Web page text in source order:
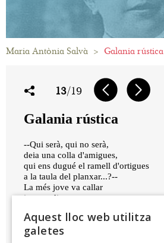
Maria Antònia Salvà > Galania rústica
13/19
Galania rústica
--Qui serà, qui no serà,
deia una colla d'amigues,
qui ens dugué el ramell d'ortigues
a la taula del planxar...?--
La més jove va callar
i cor endins va gustar
Aquest lloc web utilitza
galetes